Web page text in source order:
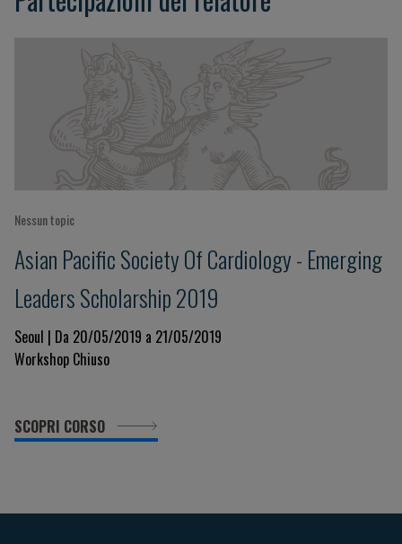
Nessun topic
Asian Pacific Society Of Cardiology - Emerging
Leaders Scholarship 2019
Seoul | Da 20/05/2019 a 21/05/2019
Workshop Chiuso
SCOPRI CORSO